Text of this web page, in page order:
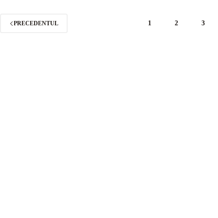
PRECEDENTUL 1 2 3